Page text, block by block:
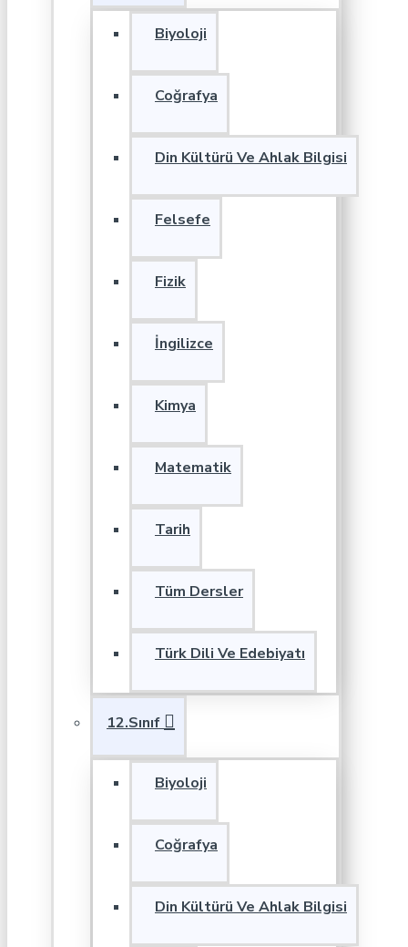
Biyoloji
Coğrafya
Din Kültürü Ve Ahlak Bilgisi
Felsefe
Fizik
İngilizce
Kimya
Matematik
Tarih
Tüm Dersler
Türk Dili Ve Edebiyatı
12.Sınıf
Biyoloji
Coğrafya
Din Kültürü Ve Ahlak Bilgisi